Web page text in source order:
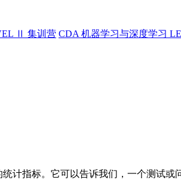
Ⅱ 集训营 CDA 机器学习与深度学习
计指标。它可以告诉我们，一个测试